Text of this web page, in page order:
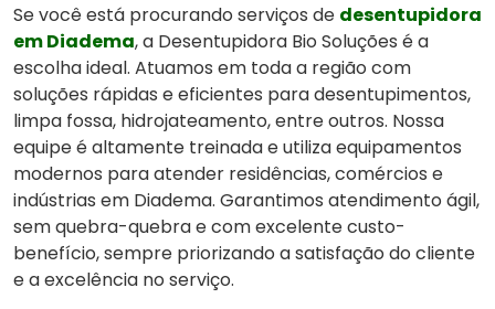
Se você está procurando serviços de desentupidora
em Diadema, a Desentupidora Bio Soluções é a
escolha ideal. Atuamos em toda a região com
soluções rápidas e eficientes para desentupimentos,
limpa fossa, hidrojateamento, entre outros. Nossa
equipe é altamente treinada e utiliza equipamentos
modernos para atender residências, comércios e
indústrias em Diadema. Garantimos atendimento ágil,
sem quebra-quebra e com excelente custo-
benefício, sempre priorizando a satisfação do cliente
e a excelência no serviço.